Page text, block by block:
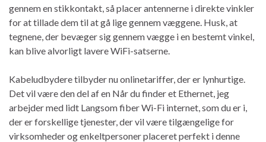
gennem en stikkontakt, så placer antennerne i direkte vinkler
for at tillade dem til at gå lige gennem væggene. Husk, at
tegnene, der bevæger sig gennem vægge i en bestemt vinkel,
kan blive alvorligt lavere WiFi-satserne.
Kabeludbydere tilbyder nu onlinetariffer, der er lynhurtige.
Det vil være den del af en Når du finder et Ethernet, jeg
arbejder med lidt Langsom fiber Wi-Fi internet, som du er i,
der er forskellige tjenester, der vil være tilgængelige for
virksomheder og enkeltpersoner placeret perfekt i denne